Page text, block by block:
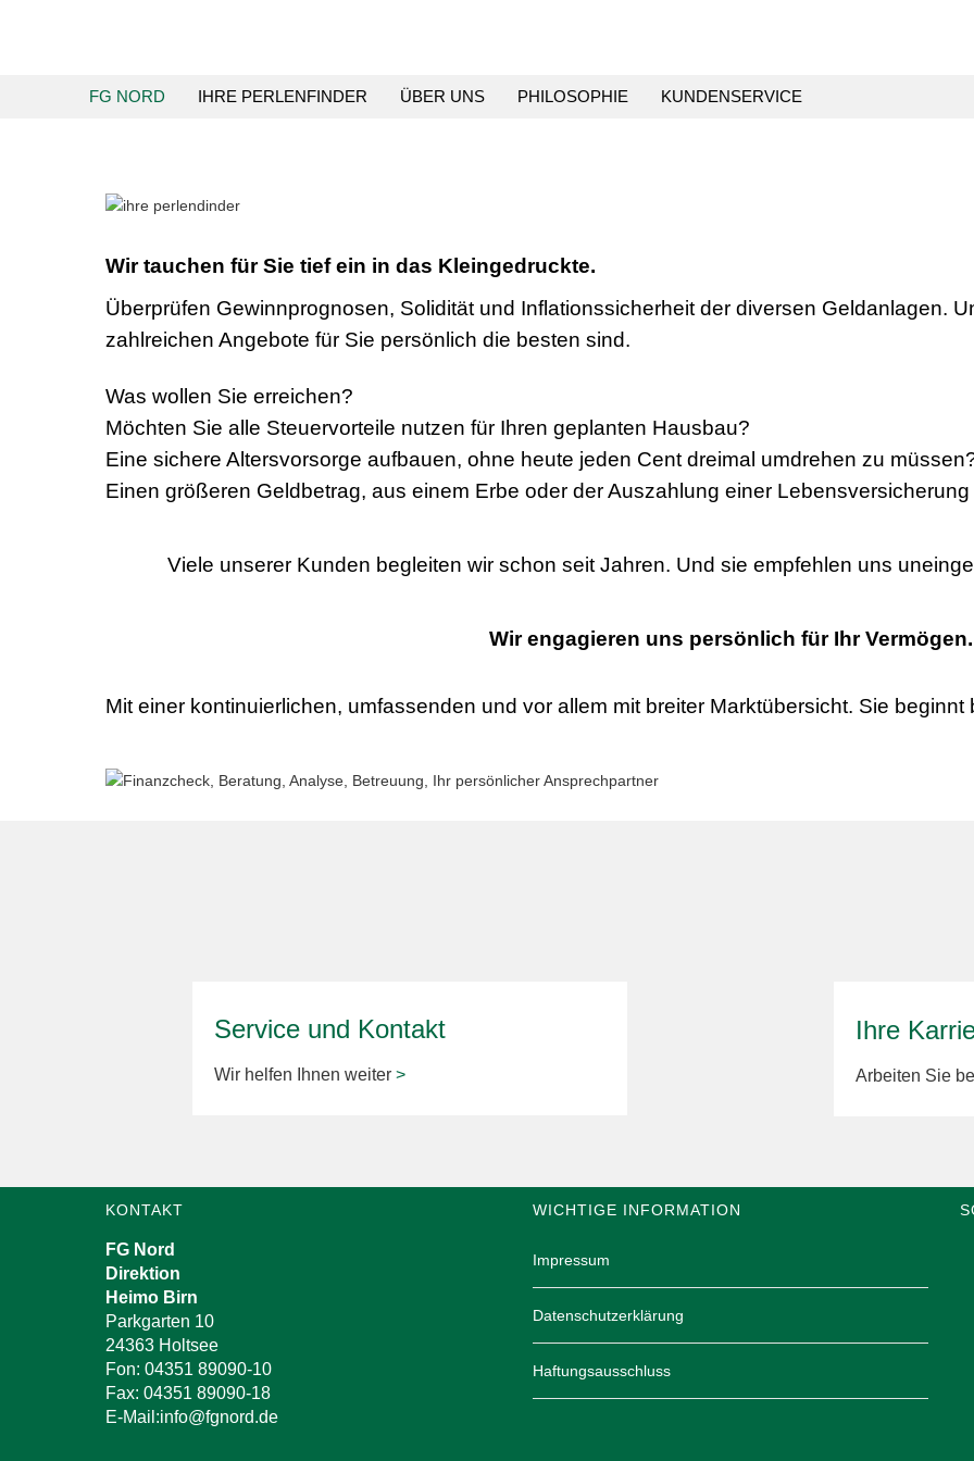
FG NORD IHRE PERLENFINDER ÜBER UNS PHILOSOPHIE KUNDENSERVICE
Wir tauchen für Sie tief ein in das Kleingedruckte.
Überprüfen Gewinnprognosen, Solidität und Inflationssicherheit der diversen Geldanlagen.
zahlreichen Angebote für Sie persönlich die besten sind.
Was wollen Sie erreichen?
Möchten Sie alle Steuervorteile nutzen für Ihren geplanten Hausbau?
Eine sichere Altersvorsorge aufbauen, ohne heute jeden Cent dreimal umdrehen zu
Einen größeren Geldbetrag, aus einem Erbe oder der Auszahlung einer
Viele unserer Kunden begleiten wir schon seit Jahren. Und sie empfehlen uns
Wir engagieren uns persönlich für Ihr Vermögen.
Mit einer kontinuierlichen, umfassenden und vor allem mit breiter Marktübersicht. Sie beginnt
Service und Kontakt
Wir helfen Ihnen weiter>
Ihre
Arbeiten Sie
KONTAKT
FG Nord
Direktion
Heimo Birn
Parkgarten 10
24363 Holtsee
Fon: 04351 89090-10
Fax: 04351 89090-18
E-Mail:info@fgnord.de
WICHTIGE INFORMATION
Impressum
Datenschutzerklärung
Haftungsausschluss